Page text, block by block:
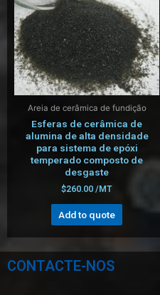
Areia de cerâmica de fundição
Esferas de cerâmica de
alumina de alta densidade
para sistema de epóxi
temperado composto de
desgaste
$260.00 /MT
Add to quote
CONTACTE-NOS